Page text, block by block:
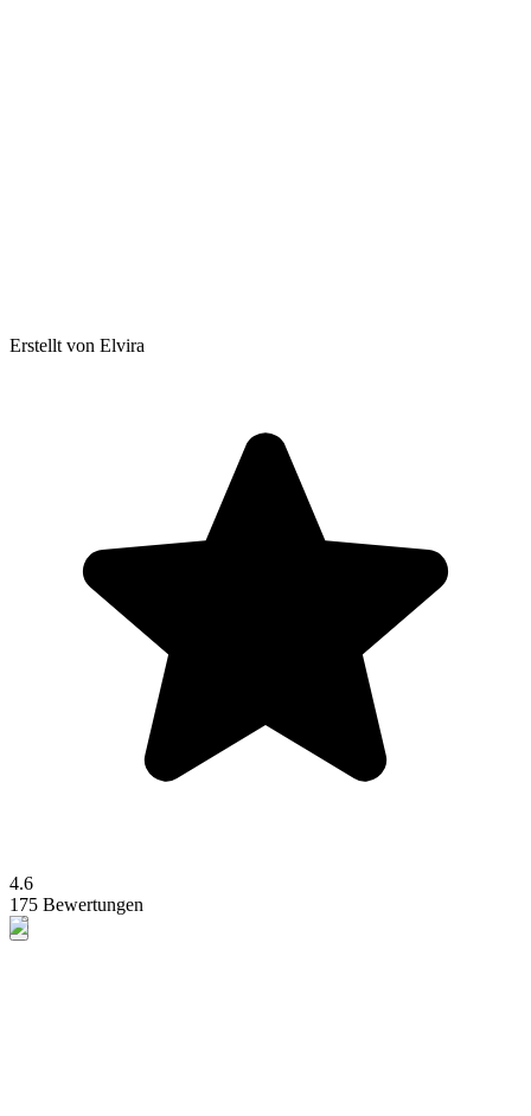
Erstellt von Elvira
4.6
175 Bewertungen